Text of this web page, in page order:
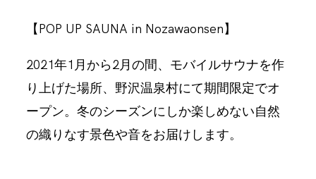
【POP UP SAUNA in Nozawaonsen】
2021年1月から2月の間、モバイルサウナを作
り上げた場所、野沢温泉村にて期間限定でオ
ープン。冬のシーズンにしか楽しめない自然
の織りなす景色や音をお届けします。